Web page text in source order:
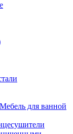
Мебель для ванной